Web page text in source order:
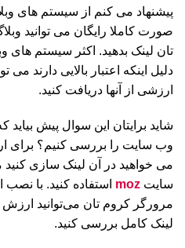
پیشنهاد می کنم از سیستم های
صورت کاملا رایگان می توانید
تان لینک بدهید. اکثر سیستم های
دلیل اینکه اعتبار بالایی دارند می
ارزشی از آنها دریافت کنید.
شاید برایتان این سوال پیش
وب سایت را بررسی کنیم؟ برای
می خواهید در آن لینک سازی کنید
سایت moz
مرورگر کروم تان می‌توانید
لینک کامل بررسی کنید.